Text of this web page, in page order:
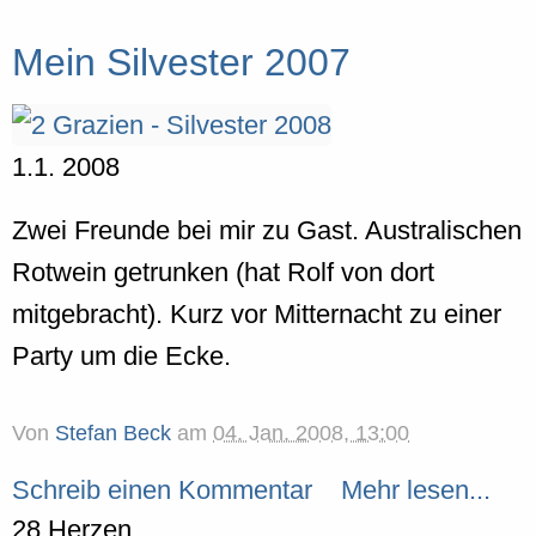
Mein Silvester 2007
1.1. 2008
Zwei Freunde bei mir zu Gast. Australischen
Rotwein getrunken (hat Rolf von dort
mitgebracht). Kurz vor Mitternacht zu einer
Party um die Ecke.
Von Stefan Beck am 04. Jan. 2008, 13:00
Schreib einen Kommentar
Mehr lesen...
28 Herzen